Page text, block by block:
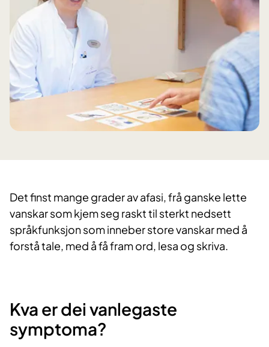
Det finst mange grader av afasi, frå ganske lette
vanskar som kjem seg raskt til sterkt nedsett
språkfunksjon som inneber store vanskar med å
forstå tale, med å få fram ord, lesa og skriva.
​Kva er dei vanlegaste
symptoma?